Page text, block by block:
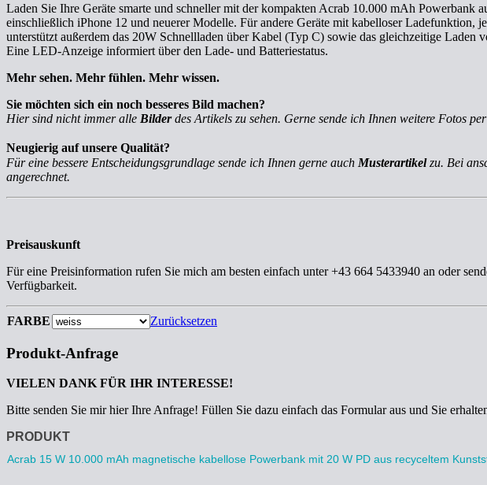
Laden Sie Ihre Geräte smarte und schneller mit der kompakten Acrab 10.000 mAh Powerbank
einschließlich iPhone 12 und neuerer Modelle. Für andere Geräte mit kabelloser
unterstützt außerdem das 20W Schnellladen über Kabel (Typ C) sowie das gleichzeitige
Eine LED-Anzeige informiert über den Lade- und Batteriestatus.
Mehr sehen. Mehr fühlen. Mehr wissen.
Sie möchten sich ein noch besseres Bild machen?
Hier sind nicht immer alle Bilderdes Artikels zu sehen. Gerne sende ich Ihnen weitere Fotos
Neugierig auf unsere Qualität?
Für eine bessere Entscheidungsgrundlage sende ich Ihnen gerne auch Musterartikelzu. Bei
angerechnet.
Preisauskunft
Für eine Preisinformation rufen Sie mich am besten einfach unter +43 664 5433940 an oder
Verfügbarkeit.
FARBE Zurücksetzen
Produkt-Anfrage
VIELEN DANK FÜR IHR INTERESSE!
Bitte senden Sie mir hier Ihre Anfrage! Füllen Sie dazu einfach das Formular aus und Sie
Anfrage
PRODUKT